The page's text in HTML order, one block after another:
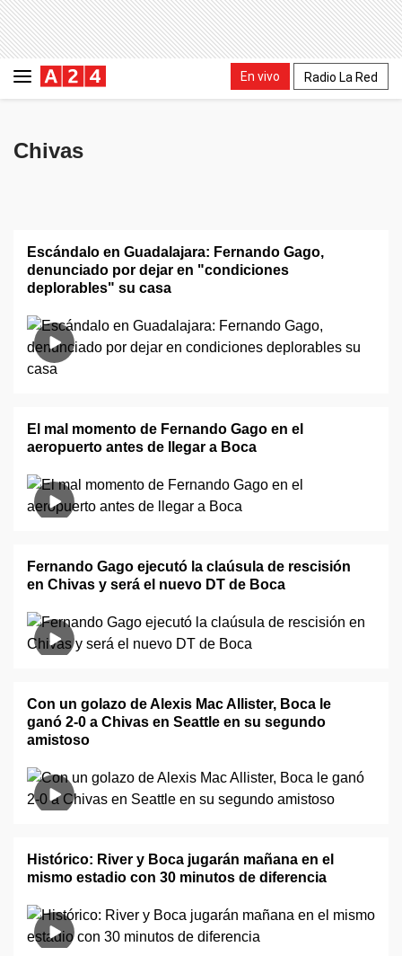
En vivo Radio La Red
Chivas
Escándalo en Guadalajara: Fernando Gago,
denunciado por dejar en "condiciones
deplorables" su casa
El mal momento de Fernando Gago en el
aeropuerto antes de llegar a Boca
Fernando Gago ejecutó la claúsula de rescisión
en Chivas y será el nuevo DT de Boca
Con un golazo de Alexis Mac Allister, Boca le
ganó 2-0 a Chivas en Seattle en su segundo
amistoso
Histórico: River y Boca jugarán mañana en el
mismo estadio con 30 minutos de diferencia